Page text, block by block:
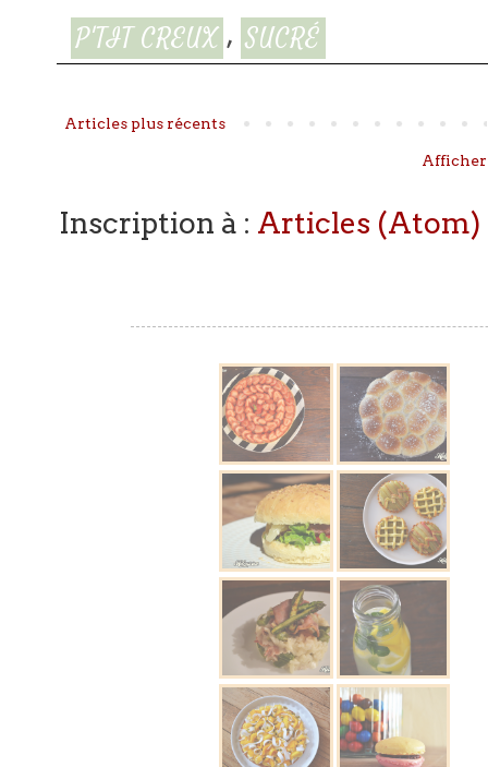
P'TIT CREUX , SUCRÉ
Articles plus récents
Afficher
Inscription à : Articles (Atom)